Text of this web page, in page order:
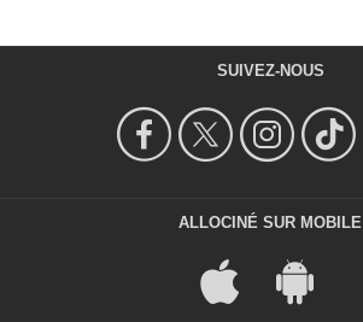
SUIVEZ-NOUS
ALLOCINÉ SUR MOBILE